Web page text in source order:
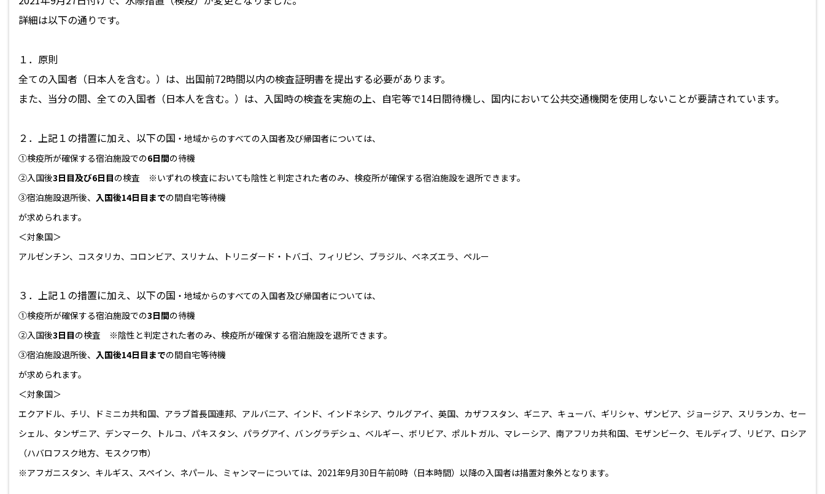
詳細は以下の通りです。
１．原則
全ての入国者（日本人を含む。）は、出国前72時間以内の検査証明書を提出する必要があります。
また、当分の間、全ての入国者（日本人を含む。）は、入国時の検査を実施の上、自宅等で14日間待機し、国内において公共交通機関を使用しないことが要請されています。
２．上記１の措置に加え、以下の国 ・地域からのすべての入国者及び帰国者については、
①検疫所が確保する宿泊施設での6日間の待機
②入国後3日目及び6日目の検査 ※いずれの検査においても陰性と判定された者のみ、検疫所が確保する宿泊施設を退所できます。
③宿泊施設退所後、 入国後14日目までの間自宅等待機
が求められます。
＜対象国＞
アルゼンチン、コスタリカ、コロンビア、スリナム、トリニダード・トバゴ、フィリピン、ブラジル、ベネズエラ、ペルー
３．上記１の措置に加え、以下の国 ・地域からのすべての入国者及び帰国者については、
①検疫所が確保する宿泊施設での3日間の待機
②入国後3日目の検査 ※陰性と判定された者のみ、検疫所が確保する宿泊施設を退所できます。
③宿泊施設退所後、 入国後14日目までの間自宅等待機
が求められます。
＜対象国＞
エクアドル、チリ、ドミニカ共和国、アラブ首長国連邦、アルバニア、インド、インドネシア、ウルグアイ、英国、カザフスタン、ギニア、キューバ、ギリシャ、ザンビア、ジョージア、スリランカ、セー
シェル、タンザニア、デンマーク、トルコ、パキスタン、パラグアイ、バングラデシュ、ベルギー、ボリビア、ポルトガル、マレーシア、南アフリカ共和国、モザンビーク、モルディブ、リビア、ロシア
（ハバロフスク地方、モスクワ市）
※アフガニスタン、キルギス、スペイン、ネパール、ミャンマーについては、2021年9月30日午前0時（日本時間）以降の入国者は措置対象外となります。